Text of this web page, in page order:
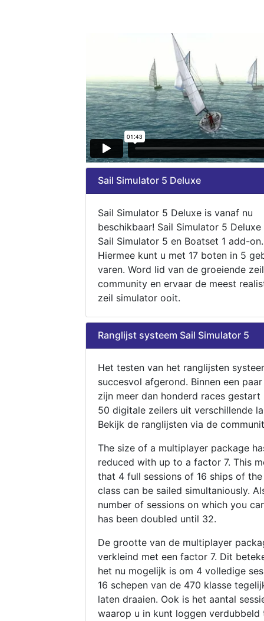
Sail Simulator 5 Deluxe
Sail Simulator 5 Deluxe is vanaf nu
beschikbaar! Sail Simulator 5
Sail Simulator 5 en Boatset 1 add-on.
Hiermee kunt u met 17 boten in 5
varen. Word lid van de groeiende zeil
community en ervaar de meest
zeil simulator ooit.
Ranglijst systeem Sail Simulator 5
Het testen van het ranglijsten
succesvol afgerond. Binnen een
zijn meer dan honderd races gestart
50 digitale zeilers uit verschillende
Bekijk de ranglijsten via de
The size of a multiplayer package
reduced with up to a factor 7. This
that 4 full sessions of 16 ships of
class can be sailed simultaniously.
number of sessions on which you
has been doubled until 32.
De grootte van de multiplayer
verkleind met een factor 7. Dit
het nu mogelijk is om 4 volledige
16 schepen van de 470 klasse
laten draaien. Ook is het aantal
waarop u in kunt loggen verdubbeld